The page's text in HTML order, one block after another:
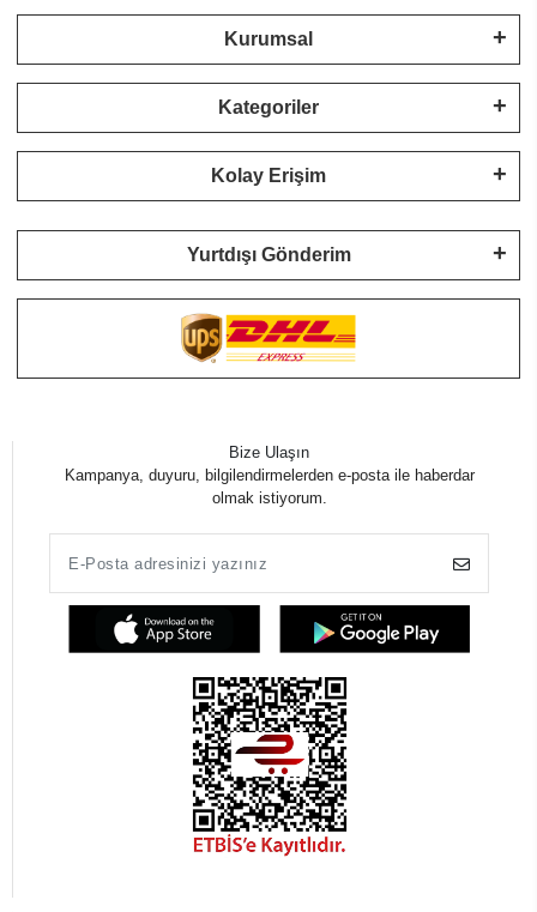
Kurumsal
Kategoriler
Kolay Erişim
Yurtdışı Gönderim
Bize Ulaşın
Kampanya, duyuru, bilgilendirmelerden e-posta ile haberdar
olmak istiyorum.